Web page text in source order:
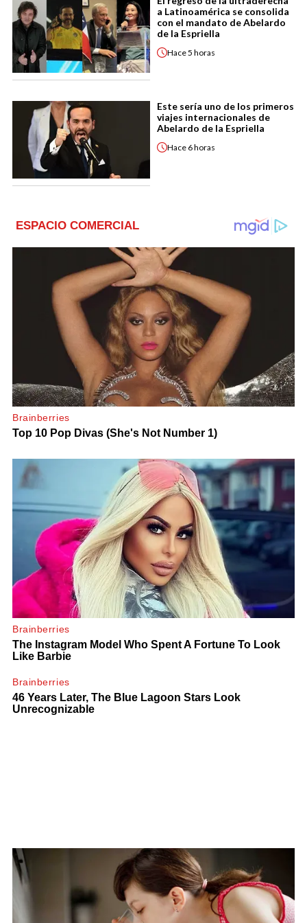
a Latinoamérica se consolida
con el mandato de Abelardo
de la Espriella
Hace5 horas
Este sería uno de los primeros
viajes internacionales de
Abelardo de la Espriella
Hace 6 horas